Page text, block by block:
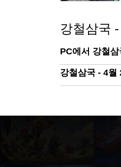
강철삼국
PC에서 강철
강철삼국 - 4월